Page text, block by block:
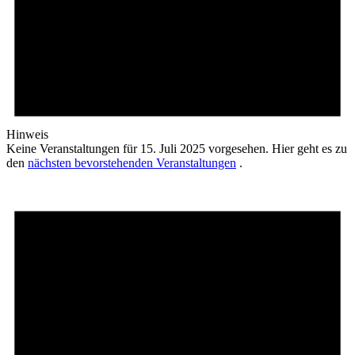
Hinweis
Keine Veranstaltungen für 15. Juli 2025 vorgesehen. Hier geht es zu
den nächsten bevorstehenden Veranstaltungen .